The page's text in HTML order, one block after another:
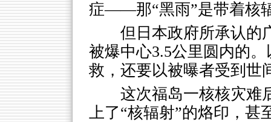
症——那“黑雨”是带着核
但日本政府所承认的
被爆中心3.5公里圆内的
救，还要以被曝者受到世
这次福岛一核核灾难
上了“核辐射”的烙印，甚